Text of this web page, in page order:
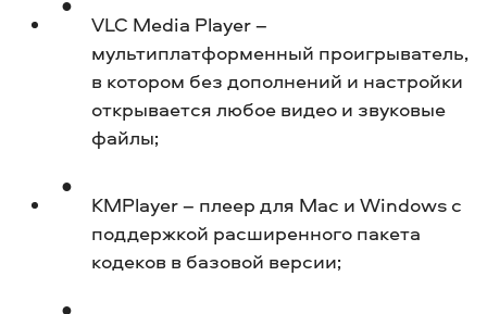
VLC Media Player –
мультиплатформенный проигрыватель,
в котором без дополнений и настройки
открывается любое видео и звуковые
файлы;
KMPlayer – плеер для Mac и Windows с
поддержкой расширенного пакета
кодеков в базовой версии;